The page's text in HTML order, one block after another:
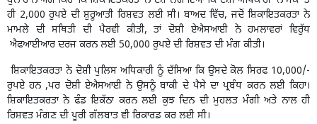
ਹੀ 2,000 ਰੁਪਏ ਦੀ ਸ਼ੁਰੂਆਤੀ ਰਿਸ਼ਵਤ ਲਈ ਸੀ। ਬਾਅਦ ਵਿੱਚ, ਜਦੋਂ ਸ਼ਿਕਾਇਤਕਰਤਾ ਨੇ
ਮਾਮਲੇ ਦੀ ਸਥਿਤੀ ਦੀ ਪੈਰਵੀ ਕੀਤੀ, ਤਾਂ ਦੋਸ਼ੀ ਏਐਸਆਈ ਨੇ ਹਮਲਾਵਰਾਂ ਵਿਰੁੱਧ
ਐਫਆਈਆਰ ਦਰਜ ਕਰਨ ਲਈ 50,000 ਰੁਪਏ ਦੀ ਰਿਸ਼ਵਤ ਦੀ ਮੰਗ ਕੀਤੀ।
ਸ਼ਿਕਾਇਤਕਰਤਾ ਨੇ ਦੋਸ਼ੀ ਪੁਲਿਸ ਅਧਿਕਾਰੀ ਨੂੰ ਦੱਸਿਆ ਕਿ ਉਸਦੇ ਕੋਲ ਸਿਰਫ 10,000/-
ਰੁਪਏ ਹਨ ,ਪਰ ਦੋਸ਼ੀ ਏਐਸਆਈ ਨੇ ਉਸਨੂੰ ਬਾਕੀ ਦੇ ਪੈਸੇ ਦਾ ਪ੍ਰਬੰਧ ਕਰਨ ਲਈ ਕਿਹਾ।
ਸ਼ਿਕਾਇਤਕਰਤਾ ਨੇ ਫੰਡ ਇਕੱਠਾ ਕਰਨ ਲਈ ਕੁਝ ਦਿਨ ਦੀ ਮੁਹਲਤ ਮੰਗੀ ਅਤੇ ਨਾਲ ਹੀ
ਰਿਸ਼ਵਤ ਮੰਗਣ ਦੀ ਪੂਰੀ ਗੱਲਬਾਤ ਵੀ ਰਿਕਾਰਡ ਕਰ ਲਈ ਸੀ।